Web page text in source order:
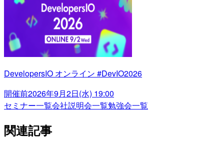
DevelopersIO オンライン #DevIO2026
開催前2026年9月2日(水) 19:00
セミナー一覧会社説明会一覧勉強会一覧
関連記事